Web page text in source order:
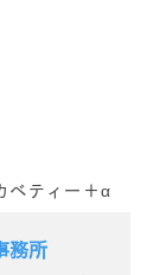
ベティー＋α
務所